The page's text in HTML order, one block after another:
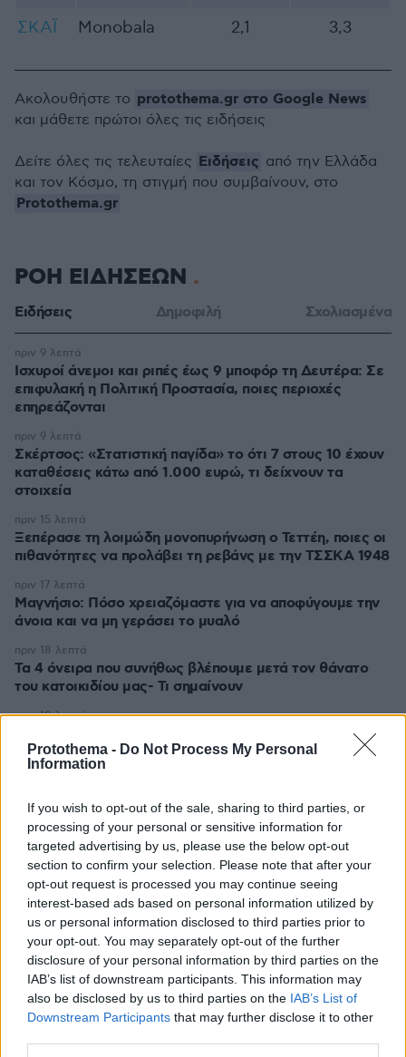
Protothema - Do Not Process My Personal
Information
If you wish to opt-out of the sale, sharing to third parties, or
processing of your personal or sensitive information for
targeted advertising by us, please use the below opt-out
section to confirm your selection. Please note that after your
opt-out request is processed you may continue seeing
interest-based ads based on personal information utilized by
us or personal information disclosed to third parties prior to
your opt-out. You may separately opt-out of the further
disclosure of your personal information by third parties on the
IAB’s list of downstream participants. This information may
also be disclosed by us to third parties on the IAB’s List of
Downstream Participants that may further disclose it to other
ΣΚΑΪ
Monobala 2,1 3,3
Ακολουθήστε το protothema.gr στο Google News
και μάθετε πρώτοι όλες τις ειδήσεις
Δείτε όλες τις τελευταίες Ειδήσεις από την Ελλάδα
και τον Κόσμο, τη στιγμή που συμβαίνουν, στο
Protothema.gr
ΡΟΗ ΕΙΔΗΣΕΩΝ
Ειδήσεις Δημοφιλή Σχολιασμένα
Ισχυροί άνεμοι και ριπές έως 9 μποφόρ τη Δευτέρα: Σε
επιφυλακή η Πολιτική Προστασία, ποιες περιοχές
επηρεάζονται
πριν 9 λεπτά
Σκέρτσος: «Στατιστική παγίδα» το ότι 7 στους 10 έχουν
καταθέσεις κάτω από 1.000 ευρώ, τι δείχνουν τα
στοιχεία
πριν 9 λεπτά
Ξεπέρασε τη λοιμώδη μονοπυρήνωση ο Τεττέη, ποιες οι
πιθανότητες να προλάβει τη ρεβάνς με την ΤΣΣΚΑ 1948
πριν 15 λεπτά
Μαγνήσιο: Πόσο χρειαζόμαστε για να αποφύγουμε την
άνοια και να μη γεράσει το μυαλό
πριν 17 λεπτά
Τα 4 όνειρα που συνήθως βλέπουμε μετά τον θάνατο
του κατοικιδίου μας- Τι σημαίνουν
πριν 18 λεπτά
Μία ταξιδιωτική συντάκτρια για τα μέρη που δεν θα
επισκεπτόταν ποτέ ξανά
πριν 18 λεπτά
Έρημη πόλη η Αθήνα: Άδειοι δρόμοι σε Σύνταγμα,
Κολωνάκι, Ομόνοια και Εξάρχεια, δείτε βίντεο
Ποιοι κρύβονται πίσω από το viral τραγούδι Μου
Χρωστάς Έναν Αύγουστο: «Δεν βασίστηκε στον
Μητροπάνο», τι απαντάνε για τη χρήση AI
πριν 30 λεπτά
Ανάμεσα σε 500 λουόμενους προσγειώθηκε το
ελικοπτέρου στο Σαρακήνικο, «τρύπα» στο σύστημα
ασφαλείας - Παρέμβαση της Αρχής Πολιτικής
Αεροπορίας
πριν 33 λεπτά
5 ελληνικά νησιά για ήσυχες διακοπές